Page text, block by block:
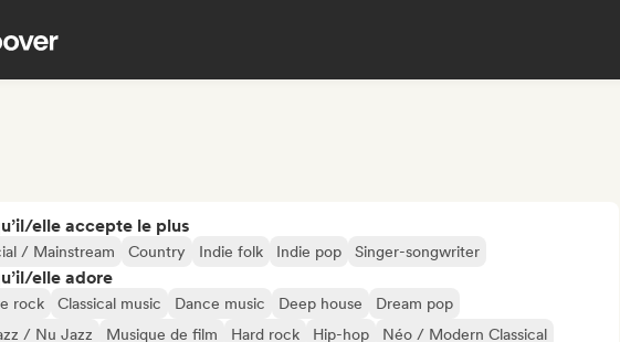
elle accepte le plus
/ Mainstream Country Indie folk Indie pop Singer-songwriter
elle adore
rock Classical music Dance music Deep house
Dream pop
/ Nu Jazz
Musique de film Hard rock Hip-hop
Néo / Modern Classical